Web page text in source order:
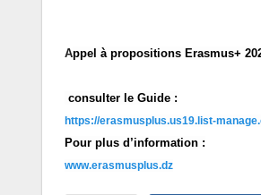
Appel à propositions Erasmus+
consulter le Guide :
https://erasmusplus.us19.list-
Pour plus d’information :
www.erasmusplus.dz